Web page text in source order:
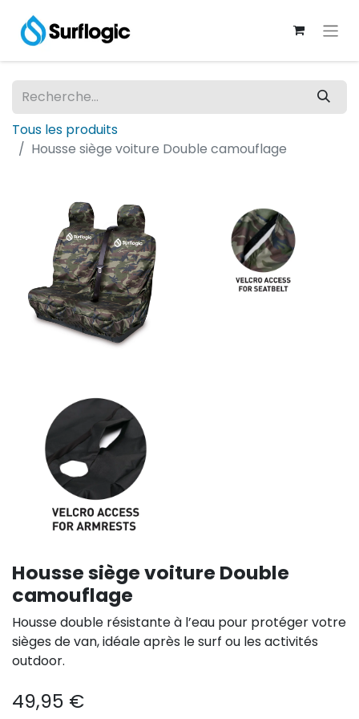
Tous les produits
Housse siège voiture Double camouflage
Housse siège voiture Double
camouflage
Housse double résistante à l’eau pour protéger votre
sièges de van, idéale après le surf ou les activités
outdoor.
49,95 €